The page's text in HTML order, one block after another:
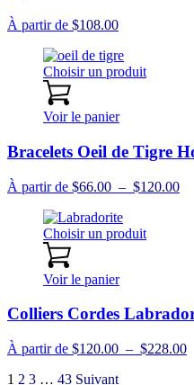
À partir de $108.00
Choisir un produit
Voir le panier
Bracelets Oeil de Tigre
À partir de $66.00 – $120.00
Choisir un produit
Voir le panier
Colliers Cordes
À partir de $120.00 – $228.00
1 2 3 … 43 Suivant